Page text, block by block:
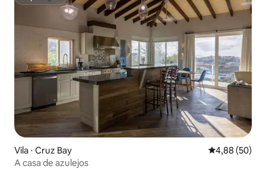
Vila ⋅ Cruz Bay 4,88 de uma
4,88 (50)
A casa de azulejos